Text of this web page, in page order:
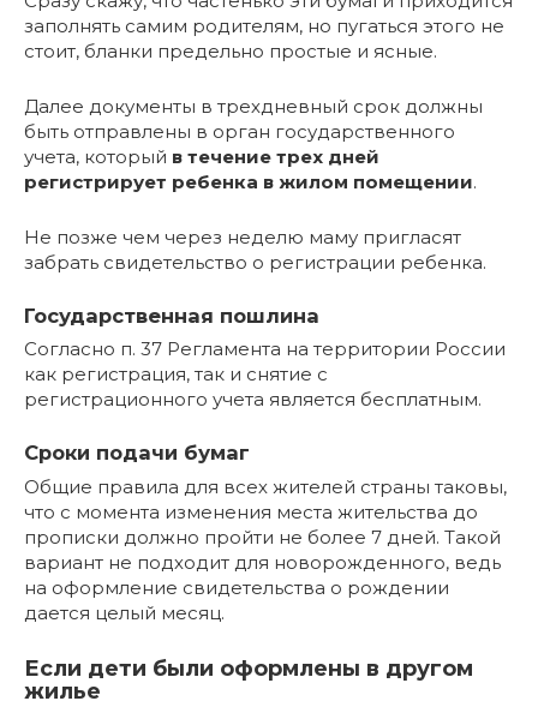
заполнять самим родителям, но пугаться этого не
стоит, бланки предельно простые и ясные.
Далее документы в трехдневный срок должны
быть отправлены в орган государственного
учета, который в течение трех дней
регистрирует ребенка в жилом помещении.
Не позже чем через неделю маму пригласят
забрать свидетельство о регистрации ребенка.
Государственная пошлина
Согласно п. 37 Регламента на территории России
как регистрация, так и снятие с
регистрационного учета является бесплатным.
Сроки подачи бумаг
Общие правила для всех жителей страны таковы,
что с момента изменения места жительства до
прописки должно пройти не более 7 дней. Такой
вариант не подходит для новорожденного, ведь
на оформление свидетельства о рождении
дается целый месяц.
Если дети были оформлены в другом
жилье